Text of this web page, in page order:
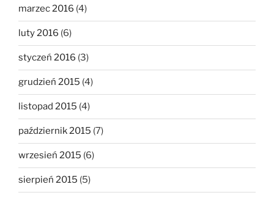
marzec 2016 (4)
luty 2016 (6)
styczeń 2016 (3)
grudzień 2015 (4)
listopad 2015 (4)
październik 2015 (7)
wrzesień 2015 (6)
sierpień 2015 (5)